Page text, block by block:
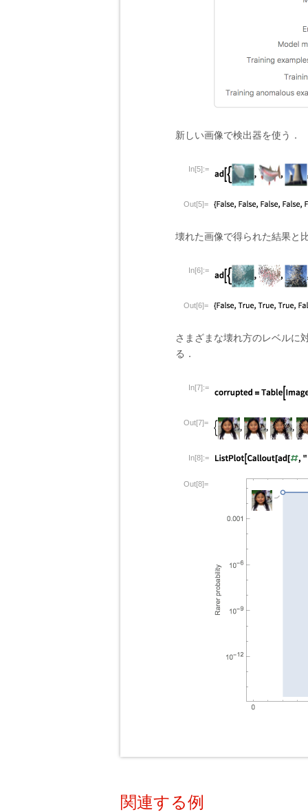
新しい画像で検出器を使う．
In[5]:=
Out[5]=
壊れた画像で得られた結果と
In[6]:=
Out[6]=
さまざまな壊れ方のレベルに
る．
In[7]:=
Out[7]=
In[8]:=
Out[8]=
関連する例